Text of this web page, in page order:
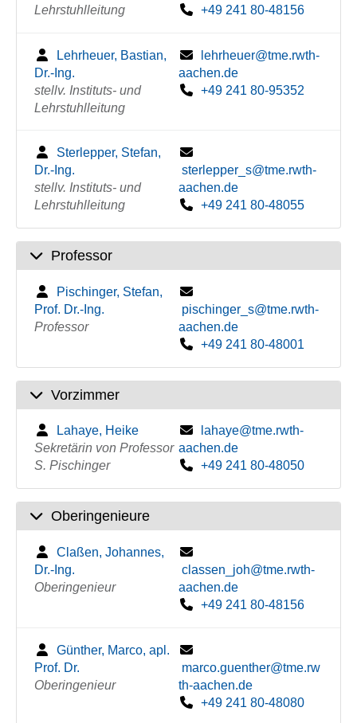
Lehrstuhlleitung
+49 241 80-48156
Lehrheuer, Bastian,
Dr.-Ing.
stellv. Instituts- und
Lehrstuhlleitung
lehrheuer@tme.rwth-
aachen.de
+49 241 80-95352
Sterlepper, Stefan,
Dr.-Ing.
stellv. Instituts- und
Lehrstuhlleitung
sterlepper_s@tme.rwth-
aachen.de
+49 241 80-48055
Professor
Pischinger, Stefan,
Prof. Dr.-Ing.
Professor
pischinger_s@tme.rwth-
aachen.de
+49 241 80-48001
Vorzimmer
Lahaye, Heike
Sekretärin von Professor
S. Pischinger
lahaye@tme.rwth-
aachen.de
+49 241 80-48050
Oberingenieure
Claßen, Johannes,
Dr.-Ing.
Oberingenieur
classen_joh@tme.rwth-
aachen.de
+49 241 80-48156
Günther, Marco, apl.
Prof. Dr.
Oberingenieur
marco.guenther@tme.rw
th-aachen.de
+49 241 80-48080